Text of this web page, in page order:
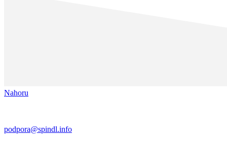
Nahoru
podpora@spindl.info